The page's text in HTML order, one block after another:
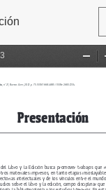
detalles del artículo